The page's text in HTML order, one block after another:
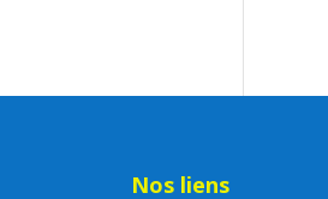
Nos liens